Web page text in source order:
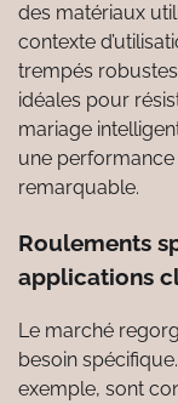
des matériaux
contexte
trempés
idéales pour
mariage
une
remarquable.
Roulements
applications
Le marché
besoin
exemple, sont